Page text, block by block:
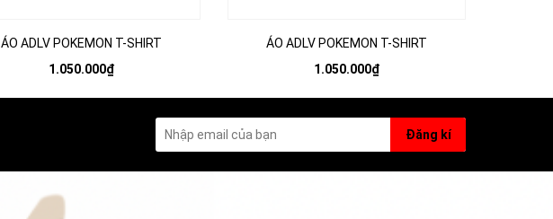
ÁO ADLV POKEMON T-SHIRT
1.050.000₫
ÁO ADLV POKEMON T-SHIRT
1.050.000₫
Đăng kí